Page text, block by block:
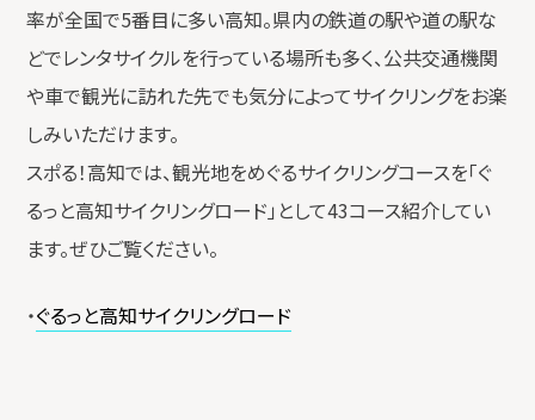
率が全国で5番目に多い高知。県内の鉄道の駅や道の駅な
どでレンタサイクルを行っている場所も多く、公共交通機関
や車で観光に訪れた先でも気分によってサイクリングをお楽
しみいただけます。
スポる！高知では、観光地をめぐるサイクリングコースを「ぐ
るっと高知サイクリングロード」として43コース紹介してい
ます。ぜひご覧ください。
・ぐるっと高知サイクリングロード